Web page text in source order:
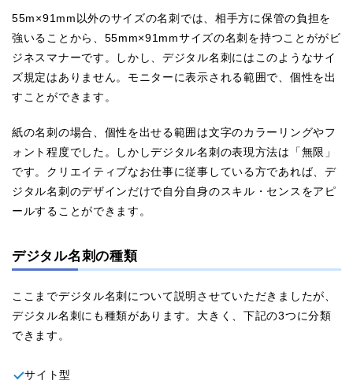
55m×91mm以外のサイズの名刺では、相手方に保管の負担を
強いることから、55mm×91mmサイズの名刺を持つことががビ
ジネスマナーです。しかし、デジタル名刺にはこのようなサイ
ズ規定はありません。モニターに表示される範囲で、個性を出
すことができます。
紙の名刺の場合、個性を出せる範囲は文字のカラーリングやフ
ォント程度でした。しかしデジタル名刺の表現方法は「無限」
です。クリエイティブなお仕事に従事している方であれば、デ
ジタル名刺のデザインだけで自分自身のスキル・センスをアピ
ールすることができます。
デジタル名刺の種類
ここまでデジタル名刺について説明させていただきましたが、
デジタル名刺にも種類があります。大きく、下記の3つに分類
できます。
サイト型